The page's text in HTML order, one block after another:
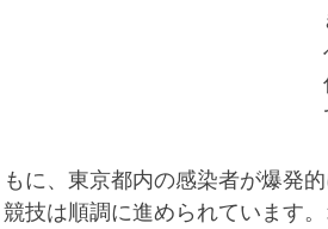
に、東京都内の感染者が爆発
技は順調に進められています